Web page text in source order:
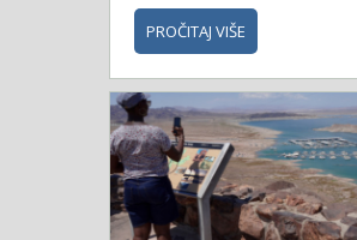
PROČITAJ VIŠE